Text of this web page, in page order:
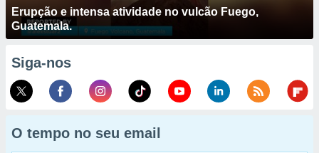
Erupção e intensa atividade no vulcão Fuego,
Guatemala.
Siga-nos
O tempo no seu email